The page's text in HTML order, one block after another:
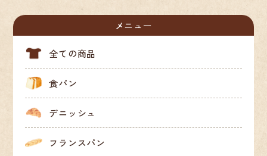
メニュー
全ての商品
食パン
デニッシュ
フランスパン